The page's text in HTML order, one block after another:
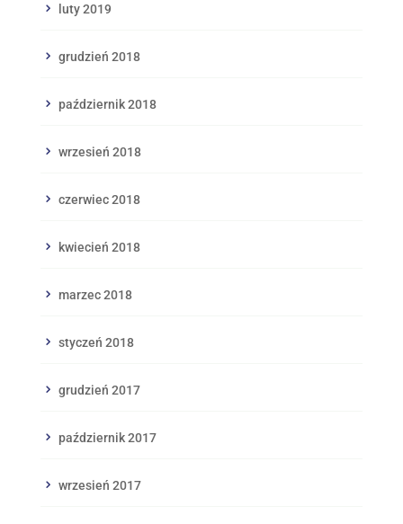
luty 2019
grudzień 2018
październik 2018
wrzesień 2018
czerwiec 2018
kwiecień 2018
marzec 2018
styczeń 2018
grudzień 2017
październik 2017
wrzesień 2017